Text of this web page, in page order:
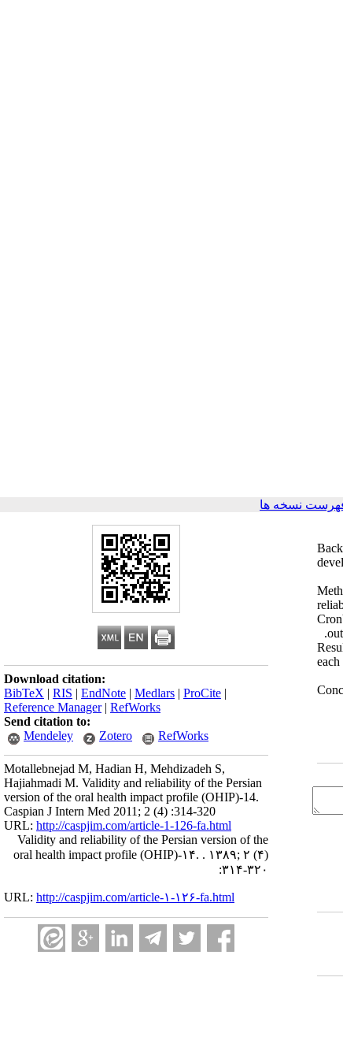
نسخه ها
Download citation:
BibTeX | RIS | EndNote | Medlars | ProCite |
Reference Manager| RefWorks
Send citation to:
Mendeley
Zotero RefWorks
Motallebnejad M, Hadian H, Mehdizadeh S,
Hajiahmadi M. Validity and reliability of the Persian
version of the oral health impact profile (OHIP)-14.
Caspian J Intern Med 2011; 2 (4) :314-320
URL: http://caspjim.com/article-1-126-fa.html
Validity and reliability of the Persian version of the
oral health impact profile (OHIP)-۱۴. . ۱۳۸۹; ۲ (۴)
:۳۱۴-۳۲۰
URL: http://caspjim.com/article-۱-۱۲۶-fa.html